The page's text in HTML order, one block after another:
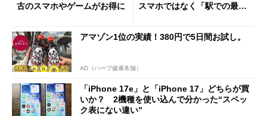
古のスマホやゲームがお得に
スマホではなく「駅での最短
アマゾン1位の実績！380円で5日間お試し。
AD（ハーブ健康本舗）
「iPhone 17e」と「iPhone 17」どちらが買
いか？ 2機種を使い込んで分かった“スペッ
ク表にない違い”